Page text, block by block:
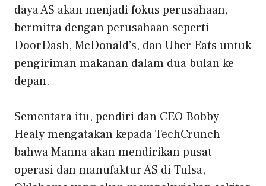
daya AS akan menjadi fokus perusahaan,
bermitra dengan perusahaan seperti
DoorDash, McDonald’s, dan Uber Eats untuk
pengiriman makanan dalam dua bulan ke
depan.
Sementara itu, pendiri dan CEO Bobby
Healy mengatakan kepada TechCrunch
bahwa Manna akan mendirikan pusat
operasi dan manufaktur AS di Tulsa,